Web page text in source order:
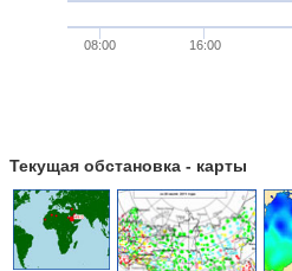
08:00 16:00
Текущая обстановка - карты